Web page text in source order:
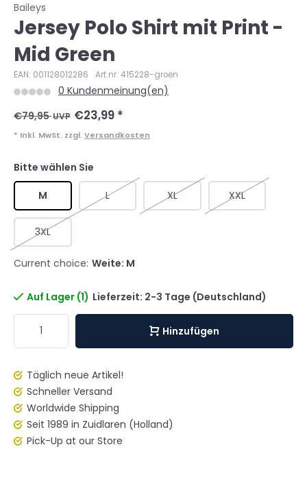
Baileys
Jersey Polo Shirt mit Print -
Mid Green
EAN: 001128012286 Art.nr: 415228-groen
0 Kundenmeinung(en)
€79,95UVP €23,99 *
* Inkl. MwSt. zzgl. Versandkosten
Bitte wählen Sie
M L XL XXL
3XL
Current choice: Weite: M
Auf Lager (1) Lieferzeit: 2-3 Tage (Deutschland)
Hinzufügen
Täglich neue Artikel!
Schneller Versand
Worldwide Shipping
Seit 1989 in Zuidlaren (Holland)
Pick-Up at our Store